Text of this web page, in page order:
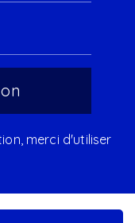
merci d'utiliser